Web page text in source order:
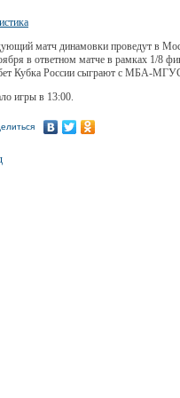
матч динамовки проведут в
в ответном матче в рамках 1/8
Кубка России сыграют с МБА-
игры в 13:00.